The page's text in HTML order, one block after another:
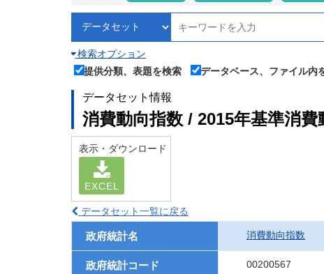
検索オプション
提供分類、表題を検索
データベース、ファイル内
データセット情報
消費動向指数 / 2015年基準消
表示・ダウンロード
EXCEL
データセット一覧に戻る
政府統計名 消費動向指数
政府統計コード 00200567